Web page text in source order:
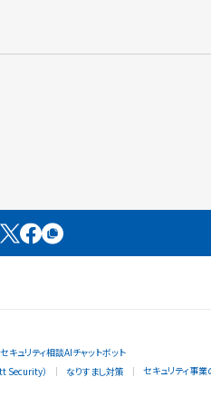
セキュリティ相談AIチャットボット
Security） なりすまし対策 セキュリティ事